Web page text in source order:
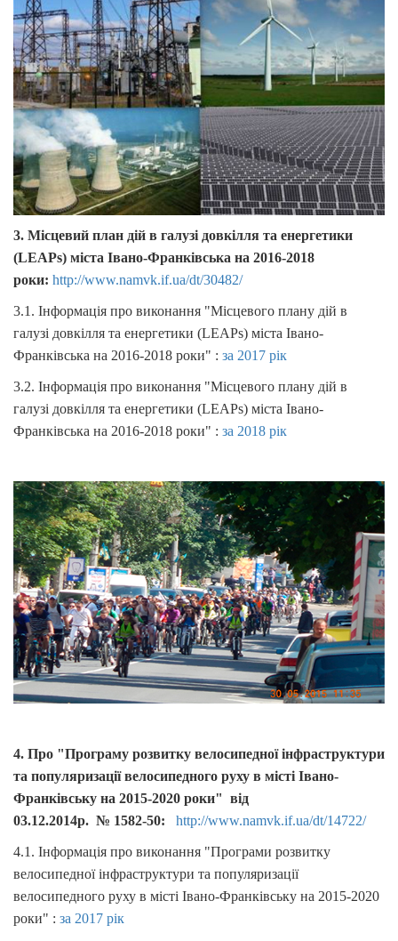
3. Місцевий план дій в галузі довкілля та енергетики
(LEAPs) міста Івано-Франківська на 2016-2018
роки: http://www.namvk.if.ua/dt/30482/
3.1. Інформація про виконання "Місцевого плану дій в
галузі довкілля та енергетики (LEAPs) міста Івано-
Франківська на 2016-2018 роки" : за 2017 рік
3.2. Інформація про виконання "Місцевого плану дій в
галузі довкілля та енергетики (LEAPs) міста Івано-
Франківська на 2016-2018 роки" : за 2018 рік
4. Про "Програму розвитку велосипедної інфраструктури
та популяризації велосипедного руху в місті Івано-
Франківську на 2015-2020 роки" від
03.12.2014р. № 1582-50:
http://www.namvk.if.ua/dt/14722/
4.1. Інформація про виконання "Програми розвитку
велосипедної інфраструктури та популяризації
велосипедного руху в місті Івано-Франківську на 2015-2020
роки" : за 2017 рік